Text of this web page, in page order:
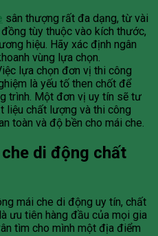
sân thượng rất đa dạng, từ vài
tùy thuộc vào kích thước,
hiệu. Hãy xác định ngân
vùng lựa chọn.
lựa chọn đơn vị thi công
là yếu tố then chốt để
trình. Một đơn vị uy tín sẽ tư
liệu chất lượng và thi công
toàn và độ bền cho mái che.
di động chất
mái che di động uy tín, chất
ưu tiên hàng đầu của mọi gia
tìm cho mình một địa điểm